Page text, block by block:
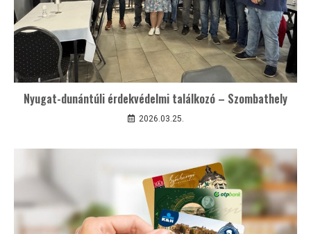
Nyugat-dunántúli érdekvédelmi találkozó – Szombathely
2026.03.25.